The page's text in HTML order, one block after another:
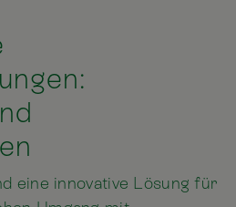
eine innovative Lösung für